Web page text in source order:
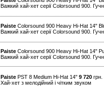
Важкий хай-хет серії Colorsound 900.
Paiste Colorsound 900 Heavy Hi-Hat 14"
Важкий хай-хет серії Colorsound 900.
Paiste Colorsound 900 Heavy Hi-Hat 14"
Важкий хай-хет серії Colorsound 900.
Paiste PST 8 Medium Hi-Hat 14" 9 720 грн.
Хай-хет з мелодійний і чітким звуком